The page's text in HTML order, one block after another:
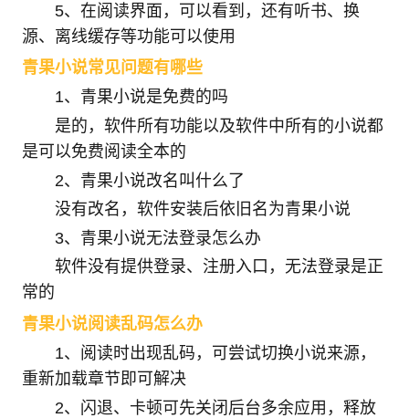
5、在阅读界面，可以看到，还有听书、换
源、离线缓存等功能可以使用
青果小说常见问题有哪些
1、青果小说是免费的吗
是的，软件所有功能以及软件中所有的小说都
是可以免费阅读全本的
2、青果小说改名叫什么了
没有改名，软件安装后依旧名为青果小说
3、青果小说无法登录怎么办
软件没有提供登录、注册入口，无法登录是正
常的
青果小说阅读乱码怎么办
1、阅读时出现乱码，可尝试切换小说来源，
重新加载章节即可解决
2、闪退、卡顿可先关闭后台多余应用，释放